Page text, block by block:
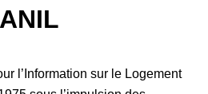
ANIL
l’Information sur le Logement